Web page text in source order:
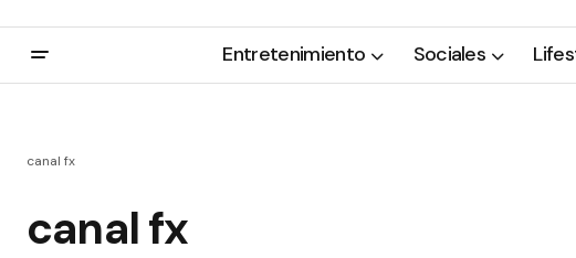
Entretenimiento Sociales
canal fx
canal fx